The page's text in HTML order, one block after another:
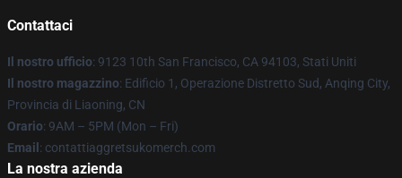
Contattaci
Il nostro ufficio: 9123 10th San Francisco, CA 94103, Stati Uniti
Il nostro magazzino: Edificio 1, Operazione Distretto Sud, Anqing City,
Provincia di Liaoning, CN
Orario: 9AM – 5PM (Mon – Fri)
Email : contattiaggretsukomerch.com
La nostra azienda